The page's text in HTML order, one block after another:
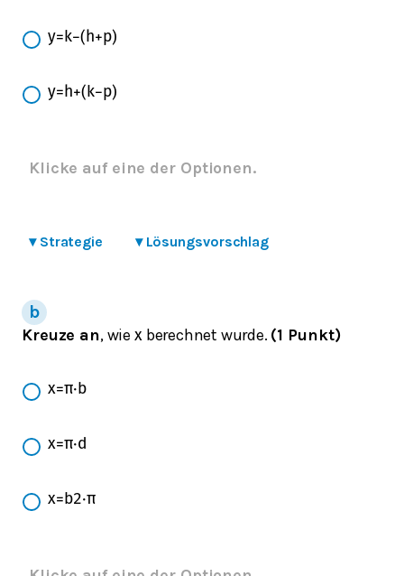
y= k−( h+p)
y= h+( k−p)
Klicke auf eine der Optionen.
▾ Strategie ▾ Lösungsvorschlag
Kreuze an, wie xberechnet wurde. (1 Punkt)
x=π⋅ b
x=π⋅d
x= b2⋅π